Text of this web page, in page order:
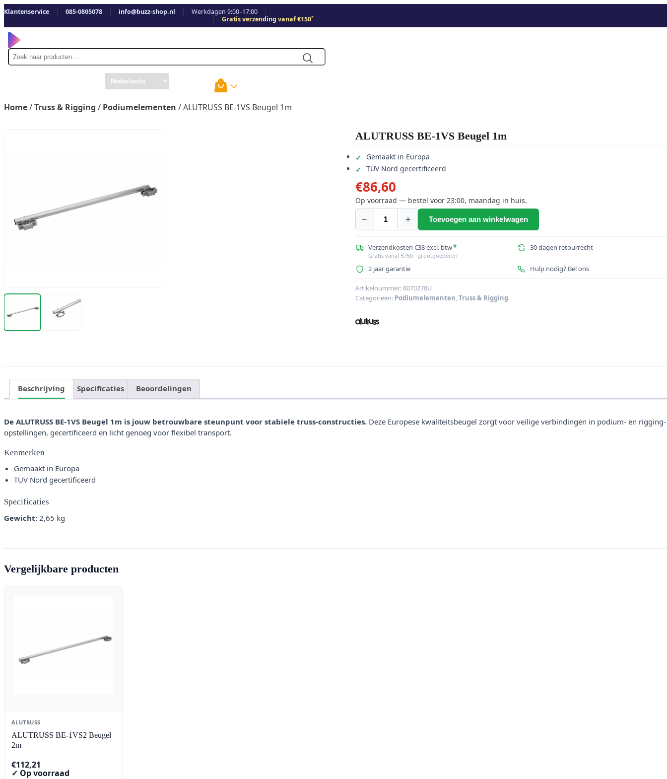
Klantenservice 085-0805078 info@buzz-shop.nl
Werkdagen 9:00–17:00
Gratis verzending vanaf €150*
Zoek
naar
Home/Truss & Rigging / Podiumelementen / ALUTRUSS BE-1VS Beugel 1m
ALUTRUSS BE-1VS Beugel 1m
Gemaakt in Europa
TÜV Nord gecertificeerd
€86,60
Op voorraad — bestel voor 23:00, maandag in huis.
−
ALUTRUSS
1VS
Beugel
1m
+ Toevoegen aan winkelwagen
Verzendkosten €38 excl. btw*
Gratis vanaf €750 · grootgoederen
30 dagen retourrecht
2 jaar garantie Hulp nodig? Bel ons
Artikelnummer:8070278U
Categorieën: Podiumelementen Truss & Rigging
Beschrijving Specificaties Beoordelingen
De ALUTRUSS BE-1VS Beugel 1m is jouw betrouwbare steunpunt voor stabiele truss-constructies. Deze Europese kwaliteitsbeugel zorgt voor veilige verbindingen in podium- en rigging-
opstellingen, gecertificeerd en licht genoeg voor flexibel transport.
Kenmerken
Gemaakt in Europa
TÜV Nord gecertificeerd
Specificaties
Gewicht: 2,65 kg
Vergelijkbare producten
ALUTRUSS
ALUTRUSS BE-1VS2 Beugel
2m
€112,21
✓ Op voorraad